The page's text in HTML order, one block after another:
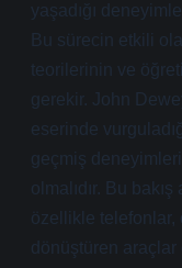
yaşadığı
Bu sürecin etkili
teorilerinin ve
gerekir. John
eserinde
geçmiş
olmalıdır. Bu
özellikle telefonlar,
dönüştüren